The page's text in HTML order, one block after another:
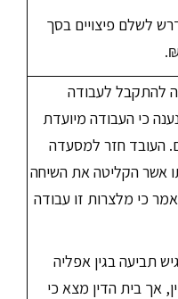
לשלם פיצויים בסך
להתקבל לעבודה
כי העבודה מיועדת
העובד חזר למסעדה
אשר הקליטה את השיחה
כי מלצרות זו עבודה
תביעה בגין אפליה
אך בית הדין מצא כי